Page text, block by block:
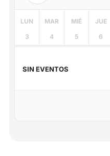
LUN
3
MAR
4
MIÉ
5
JUE
6
SIN EVENTOS